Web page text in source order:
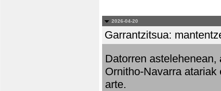
2026-04-20
Garrantzitsua:
Datorren astelehenean,
Ornitho-Navarra
arte.